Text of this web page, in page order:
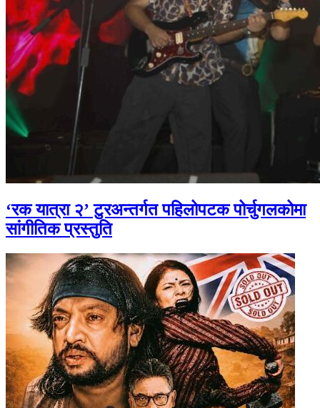
‘रक यात्रा २’ टुरअन्तर्गत पहिलोपटक पोर्चुगलकोमा
सांगीतिक प्रस्तुति